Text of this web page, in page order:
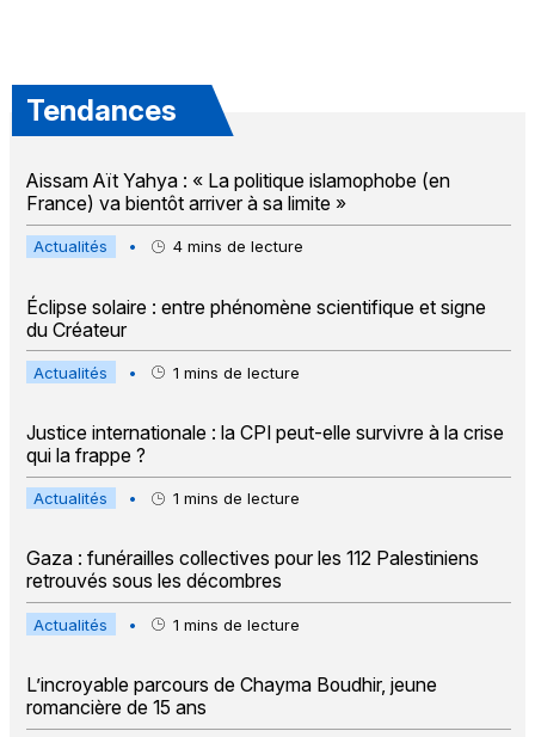
Tendances
Aissam Aït Yahya : « La politique islamophobe (en
France) va bientôt arriver à sa limite »
Actualités • 4 mins de lecture
Éclipse solaire : entre phénomène scientifique et signe
du Créateur
Actualités • 1 mins de lecture
Justice internationale : la CPI peut-elle survivre à la crise
qui la frappe ?
Actualités • 1 mins de lecture
Gaza : funérailles collectives pour les 112 Palestiniens
retrouvés sous les décombres
Actualités • 1 mins de lecture
L’incroyable parcours de Chayma Boudhir, jeune
romancière de 15 ans